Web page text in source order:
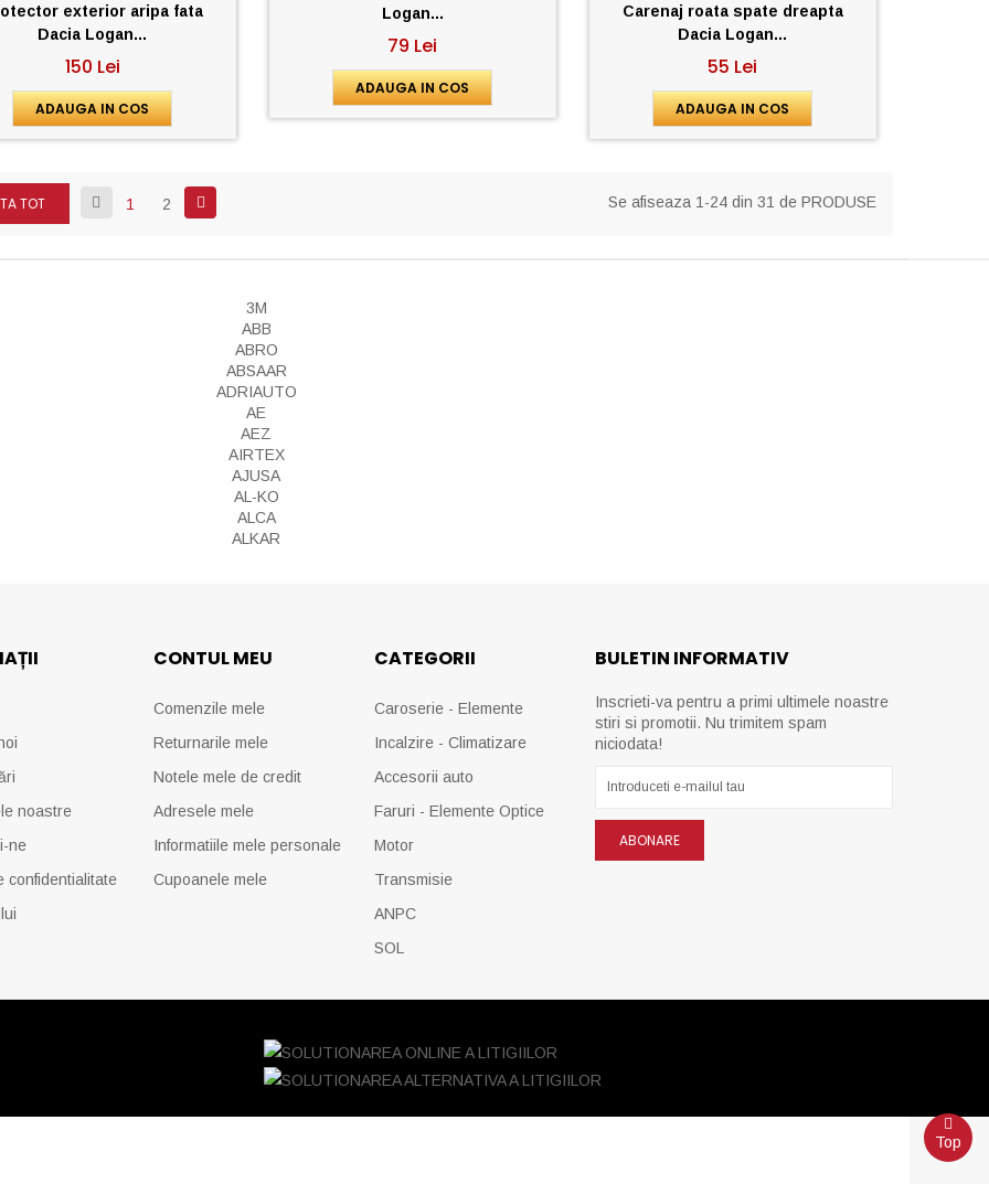
exterior aripa fata
Dacia Logan...
150 Lei
ADAUGA IN COS
Logan...
79 Lei
ADAUGA IN COS
Carenaj roata spate dreapta
Dacia Logan...
55 Lei
ADAUGA IN COS
TOT 1 2 Se afiseaza 1-24 din 31 de PRODUSE
noastre
ne
confidentialitate
CONTUL MEU
Comenzile mele
Returnarile mele
Notele mele de credit
Adresele mele
Informatiile mele personale
Cupoanele mele
CATEGORII
Caroserie - Elemente
Incalzire - Climatizare
Accesorii auto
Faruri - Elemente Optice
Motor
Transmisie
ANPC
SOL
BULETIN INFORMATIV
Inscrieti-va pentru a primi ultimele noastre
stiri si promotii. Nu trimitem spam
niciodata!
ABONARE
Top